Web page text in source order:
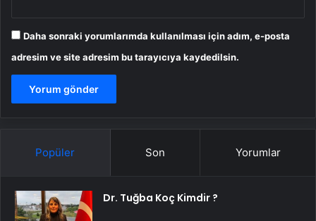
Daha sonraki yorumlarımda kullanılması için adım, e-posta
adresim ve site adresim bu tarayıcıya kaydedilsin.
Popüler Son Yorumlar
Dr. Tuğba Koç Kimdir ?